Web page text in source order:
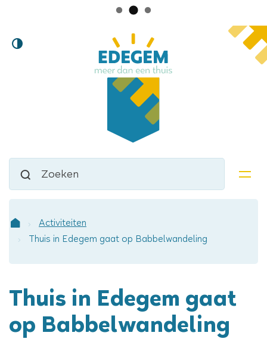
Naar
inhoud
Hoog
Lokaal
kunnen
helpen?
Zoeken
Startpagina
Activiteiten
Thuis in Edegem gaat op Babbelwandeling
Thuis in Edegem gaat
op Babbelwandeling